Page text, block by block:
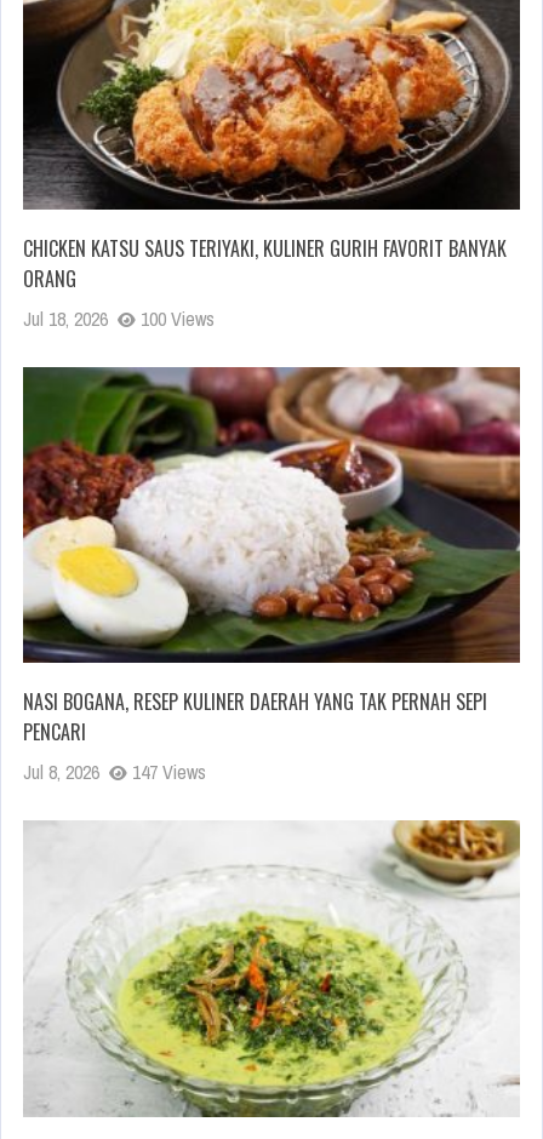
CHICKEN KATSU SAUS TERIYAKI, KULINER GURIH FAVORIT BANYAK
ORANG
Jul 18, 2026 100 Views
NASI BOGANA, RESEP KULINER DAERAH YANG TAK PERNAH SEPI
PENCARI
Jul 8, 2026 147 Views